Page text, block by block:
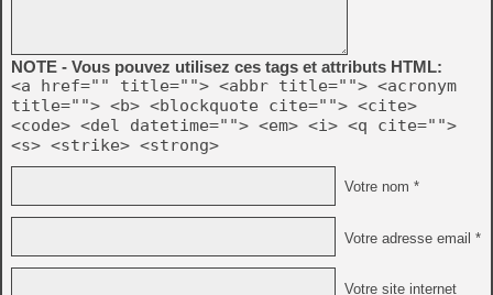
NOTE - Vous pouvez utilisez ces tags et attributs HTML:
<a href="" title=""> <abbr title=""> <acronym
title=""> <b> <blockquote cite=""> <cite>
<code> <del datetime=""> <em> <i> <q cite="">
<s> <strike> <strong>
Votre nom *
Votre adresse email *
Votre site internet